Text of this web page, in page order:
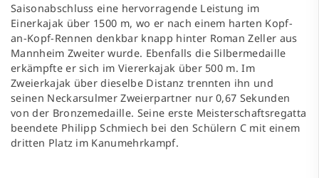
Saisonabschluss eine hervorragende Leistung im
Einerkajak über 1500 m, wo er nach einem harten Kopf-
an-Kopf-Rennen denkbar knapp hinter Roman Zeller aus
Mannheim Zweiter wurde. Ebenfalls die Silbermedaille
erkämpfte er sich im Viererkajak über 500 m. Im
Zweierkajak über dieselbe Distanz trennten ihn und
seinen Neckarsulmer Zweierpartner nur 0,67 Sekunden
von der Bronzemedaille. Seine erste Meisterschaftsregatta
beendete Philipp Schmiech bei den Schülern C mit einem
dritten Platz im Kanumehrkampf.